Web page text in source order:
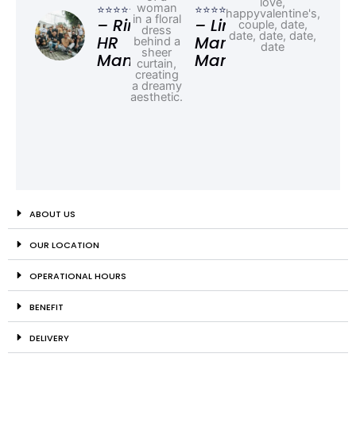
⭐⭐⭐⭐⭐
– Rina,
HR
Manager
⭐⭐⭐⭐⭐
– Linda,
Marketing
Manager
ABOUT US
OUR LOCATION
OPERATIONAL HOURS
BENEFIT
DELIVERY